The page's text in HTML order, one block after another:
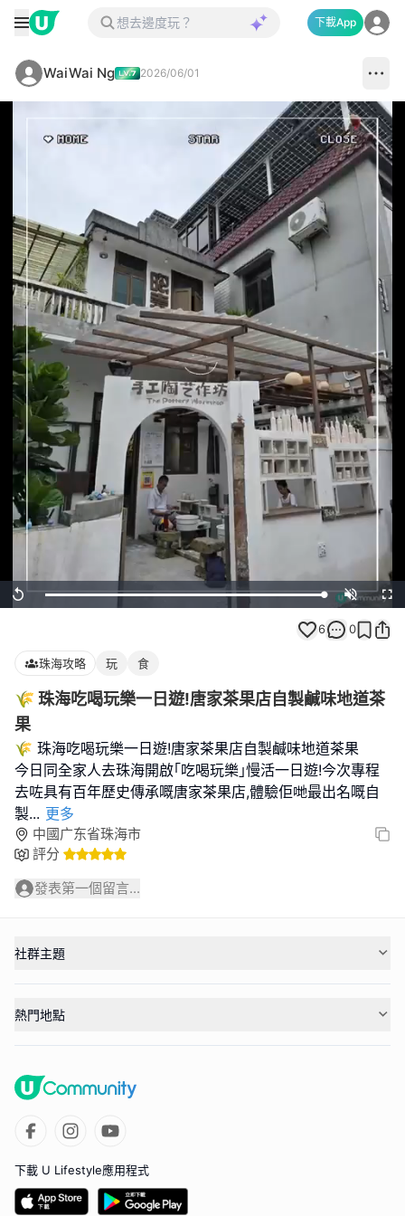
下載App
WaiWai Ng 2026/06/01
Replay Loaded:
100.00%
Unmute
6 0
珠海攻略 玩 食
🌾 珠海吃喝玩樂一日遊!唐家茶果店自製鹹味地道茶
果
🌾 珠海吃喝玩樂一日遊!唐家茶果店自製鹹味地道茶果
今日同全家人去珠海開啟｢吃喝玩樂｣慢活一日遊!今次專程
去咗具有百年歷史傳承嘅唐家茶果店,體驗佢哋最出名嘅自
製... 更多
中國广东省珠海市
評分
發表第一個留言...
社群主題
熱門地點
下載 U Lifestyle應用程式